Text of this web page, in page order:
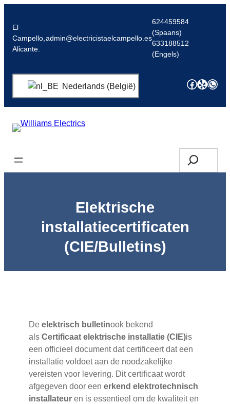
inhoud
El
Campello,
Alicante.
admin@electricistaelcampello.es
624459584
(Spaans)
633188512
(Engels)
Nederlands (België) Yelp
Zoek
op
Elektrische
installatiecertificaten
(CIE/Bulletins)
De elektrisch bulletinook bekend
als Certificaat elektrische installatie (CIE)is
een officieel document dat certificeert dat een
installatie voldoet aan de noodzakelijke
vereisten voor levering. Dit certificaat wordt
afgegeven door een erkend elektrotechnisch
installateur en is essentieel om de kwaliteit en